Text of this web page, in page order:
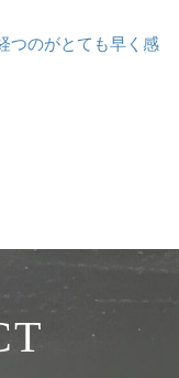
つのがとても早く感